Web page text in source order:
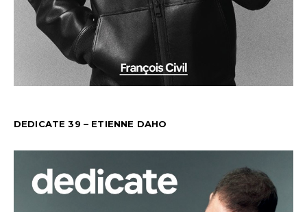
DEDICATE 39 – ETIENNE DAHO